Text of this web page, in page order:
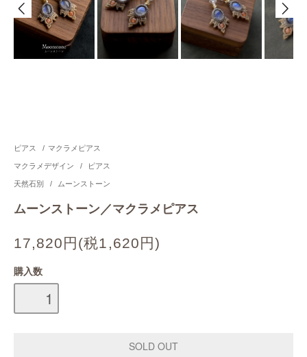
ピアス / マクラメピアス
マクラメデザイン / ピアス
天然石別 / ムーンストーン
ムーンストーン／マクラメピアス
17,820円(税1,620円)
購入数